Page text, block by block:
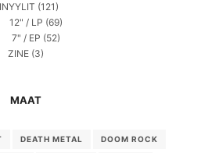
(121)
12" / LP (69)
7" / EP (52)
ZINE (3)
MAAT
DEATH METAL DOOM ROCK